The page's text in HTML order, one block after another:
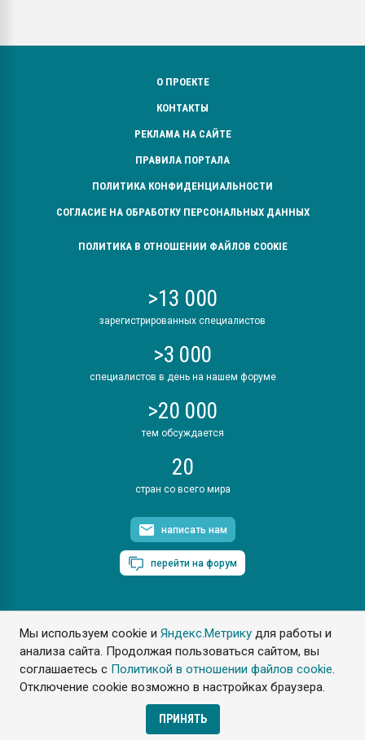
Мы используем cookie иЯндекс.Метрику для работы и
анализа сайта. Продолжая пользоваться сайтом, вы
соглашаетесь с Политикой в отношении файлов cookie.
Отключение cookie возможно в настройках браузера.
ПРИНЯТЬ
О ПРОЕКТЕ
КОНТАКТЫ
РЕКЛАМА НА САЙТЕ
ПРАВИЛА ПОРТАЛА
ПОЛИТИКА КОНФИДЕНЦИАЛЬНОСТИ
СОГЛАСИЕ НА ОБРАБОТКУ ПЕРСОНАЛЬНЫХ ДАННЫХ
ПОЛИТИКА В ОТНОШЕНИИ ФАЙЛОВ COOKIE
>13 000
зарегистрированных специалистов
>3 000
специалистов в день на нашем форуме
>20 000
тем обсуждается
20
стран со всего мира
написать нам
перейти на форум
ПластЭксперт © 2006. Все права защищены
Разрешается копирование материалов сайта с обязательной
ссылкой на www.e-plastic.ru
Разработка сайта